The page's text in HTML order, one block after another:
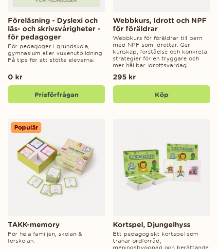
Föreläsning - Dyslexi och
läs- och skrivsvårigheter -
för pedagoger
För pedagoger i grundskola,
gymnasium eller vuxenutbildning.
Få tips för att stötta eleverna.
0 kr
Prisförfrågan
Webbkurs, Idrott och NPF
för föräldrar
Webbkurs för föräldrar till barn
med NPF som idrottar. Ger
kunskap, förståelse och konkreta
strategier för en tryggare och
mer hållbar idrottsvardag.
295 kr
Köp
Populär
TAKK-memory
För hela familjen, skolan &
förskolan.
Kortspel, Djungelhyss
Ett pedagogiskt kortspel som
tränar ordförråd,
meningsbyggnad och berättande